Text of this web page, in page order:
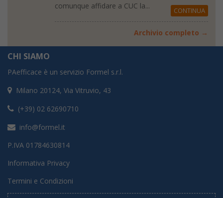
comunque affidare a CUC la...
CONTINUA
Archivio completo →
CHI SIAMO
PAefficace è un servizio Formel s.r.l.
Milano 20124, Via Vitruvio, 43
(+39) 02 62690710
info@formel.it
P.IVA 01784630814
Informativa Privacy
Termini e Condizioni